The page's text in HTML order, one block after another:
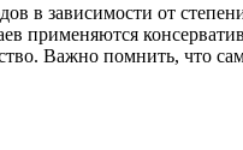
в зависимости от
применяются
Важно помнить, что